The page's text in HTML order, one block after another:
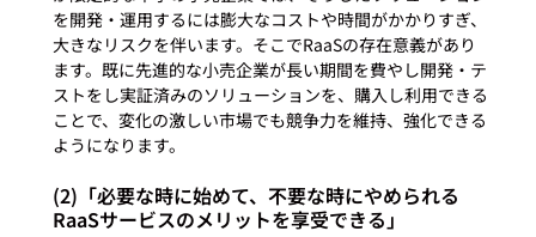
を開発・運用するには膨大なコストや時間がかかりすぎ、
大きなリスクを伴います。そこでRaaSの存在意義があり
ます。既に先進的な小売企業が長い期間を費やし開発・テ
ストをし実証済みのソリューションを、購入し利用できる
ことで、変化の激しい市場でも競争力を維持、強化できる
(2)「必要な時に始めて、不要な時にやめられる
RaaSサービスのメリットを享受できる」